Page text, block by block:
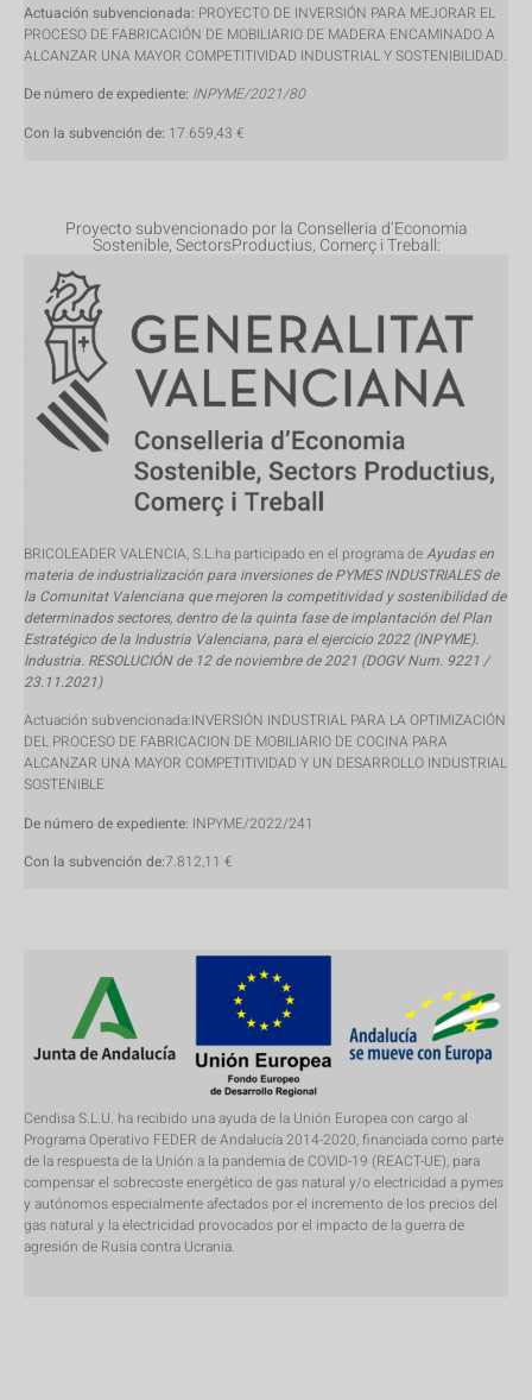
Actuación subvencionada: PROYECTO DE INVERSIÓN PARA MEJORAR EL
PROCESO DE FABRICACIÓN DE MOBILIARIO DE MADERA ENCAMINADO A
ALCANZAR UNA MAYOR COMPETITIVIDAD INDUSTRIAL Y SOSTENIBILIDAD.
De número de expediente: INPYME/2021/80
Con la subvención de: 17.659,43 €
Proyecto subvencionado por la Conselleria d’Economia
Sostenible, SectorsProductius, Comerç i Treball:
BRICOLEADER VALENCIA, S.L.ha participado en el programa deAyudas en
materia de industrialización para inversiones de PYMES INDUSTRIALES de
la Comunitat Valenciana que mejoren la competitividad y sostenibilidad de
determinados sectores, dentro de la quinta fase de implantación del Plan
Estratégico de la Industria Valenciana, para el ejercicio 2022 (INPYME).
Industria. RESOLUCIÓN de 12 de noviembre de 2021 (DOGV Num. 9221 /
23.11.2021)
Actuación subvencionada:INVERSIÓN INDUSTRIAL PARA LA OPTIMIZACIÓN
DEL PROCESO DE FABRICACION DE MOBILIARIO DE COCINA PARA
ALCANZAR UNA MAYOR COMPETITIVIDAD Y UN DESARROLLO INDUSTRIAL
SOSTENIBLE
De número de expediente: INPYME/2022/241
Con la subvención de:7.812,11 €
Cendisa S.L.U. ha recibido una ayuda de la Unión Europea con cargo al
Programa Operativo FEDER de Andalucía 2014-2020, financiada como parte
de la respuesta de la Unión a la pandemia de COVID-19 (REACT-UE), para
compensar el sobrecoste energético de gas natural y/o electricidad a pymes
y autónomos especialmente afectados por el incremento de los precios del
gas natural y la electricidad provocados por el impacto de la guerra de
agresión de Rusia contra Ucrania.